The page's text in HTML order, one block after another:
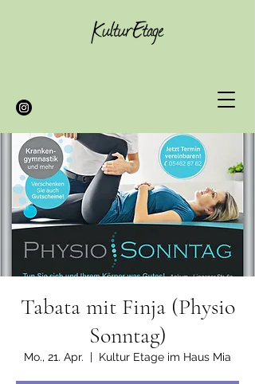
Tabata mit Finja (Physio
Sonntag)
Mo., 21. Apr.
  |
Kultur Etage im Haus Mia